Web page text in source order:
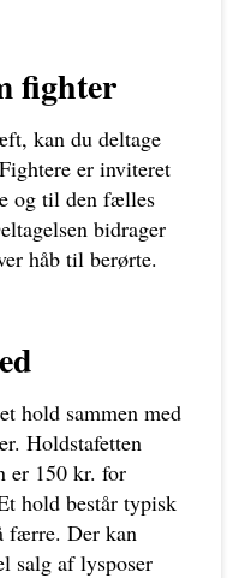
fighter
kan du deltage
er inviteret
og til den fælles
bidrager
håb til berørte.
hold sammen med
Holdstafetten
er 150 kr. for
hold består typisk
færre. Der kan
salg af lysposer